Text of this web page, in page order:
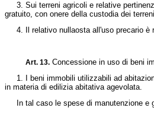
3. Sui terreni agricoli e relative
gratuito, con onere della custodia dei
4. Il relativo nullaosta all'uso precario è
Art. 13. Concessione in uso di beni
1. I beni immobili utilizzabili ad
in materia di edilizia abitativa agevolata.
In tal caso le spese di manutenzione e